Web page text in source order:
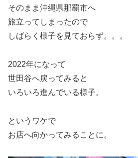
そのまま沖縄県那覇市へ
旅立ってしまったので
しばらく様子を見ておらず。。。
2022年になって
世田谷へ戻ってみると
いろいろ進んでいる様子。
というワケで
お店へ向かってみることに。